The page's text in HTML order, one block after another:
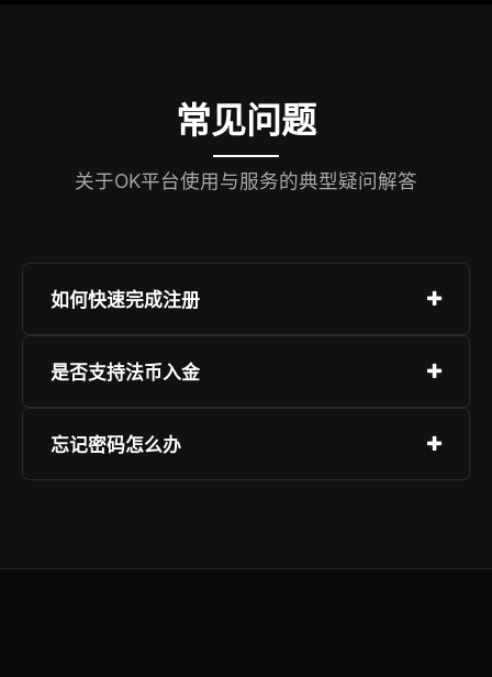
常见问题
关于OK平台使用与服务的典型疑问解答
如何快速完成注册
进入注册页面，输入邮箱或手机号，设置安全密
是否支持法币入金
是的，平台支持多种法币充值方式，包括银行卡、
忘记密码怎么办
性。